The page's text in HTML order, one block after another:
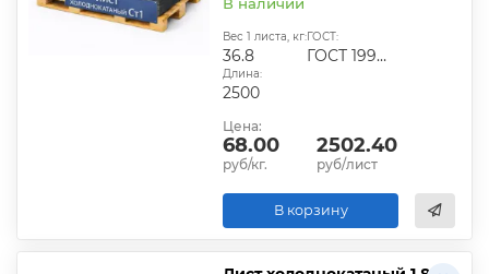
Вес 1 листа, кг:
36.8
ГОСТ:
ГОСТ 19904-90
Длина:
2500
Цена:
68.00
руб/кг.
2502.40
руб/лист
В корзину